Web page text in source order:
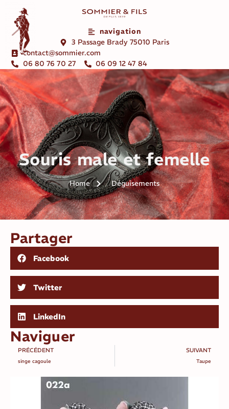
navigation
3 Passage Brady 75010 Paris
contact@sommier.com
06 80 76 70 27
06 09 12 47 84
Souris male et femelle
Home Déguisements
Partager
Facebook
Twitter
LinkedIn
Naviguer
PRÉCÉDENT
singe cagoule
SUIVANT
Taupe